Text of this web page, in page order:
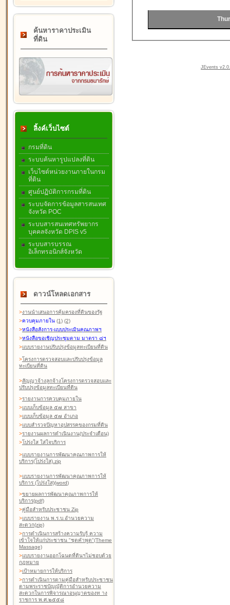
ค้นหาราคาประเมิน
ที่ดิน
ลิ้งค์เว็บไซต์
กรมที่ดิน
ระบบค้นหารูปแปลงที่ดิน
เว็บไซต์หน่วยงานภายในกรม
ที่ดิน
ศูนย์ปฏิบัติการกรมที่ดิน
ระบบจัดการข้อมูลสารสนเทศ
จังหวัด POC
ระบบสารสนเทศทรัพยากร
บุคคลจังหวัด DPIS v5
ระบบสารบรรณ
อิเล็กทรอนิกส์จังหวัด
ดาวน์โหลดเอกสาร
>งานนำเสนอการคุ้มครองที่ดินของรัฐ
>ควบคุมภายใน (1) (2)
>หนังสือสังการ-แบบประเมินคุณภาพฯ
>หนังสือขอเชิญประชุมตาม มาตรา ๘ฯ
>แบบรายงานปรับปรุงข้อมูลทะเบียนที่ดิน
>โครงการตรวจสอบและปรับปรุงข้อมูล
ทะเบียนที่ดิน
>สัญญาจ้างลูกจ้างโครงการตรวจสอบและ
ปรับปรุงข้อมูลทะเบียนที่ดิน
>รายงานการควบคุมภายใน
>แบบเก็บข้อมูล ๕๗ สาขา
>แบบเก็บข้อมูล ๕๗ อำเภอ
>แบบสำรวจปัญหาอุปสรรคของกรมที่ดิน
>รายงานผลการดำเนินงาน(ประจำเดือน)
>โปร่งใส ใส่ใจบริการ
>แบบรายงานการพัฒนาคุณภาพการให้
บริการ(โปร่งใส).zip
>แบบรายงานการพัฒนาคุณภาพการให้
บริการ (โปร่งใส)(word)
>ขยายผลการพัฒนาคุณภาพการให้
บริการ(pdf)
>คู่มือสำหรับประชาชน Zip
>แบบรายงาน พ.ร.บ.อำนวยความ
สะดวก(zip)
>การดำเนินการสร้างความรับรู้ ความ
เข้าใจให้แก่ประชาชน "ชุดคำพูด"(Theme
Massage)
>แบบรายงานออกโฉนดที่ดินฯไม่ชอบด้วย
กฎหมาย
>เป้าหมายการให้บริการ
>การดำเนินการตามคู่มือสำหรับประชาชน
ตามพระราชบัญญัติการอำนวยความ
สะดวกในการพิจารณาอนุญาตของท าง
ราชการ พ.ศ.๒๕๕๘
JEvents